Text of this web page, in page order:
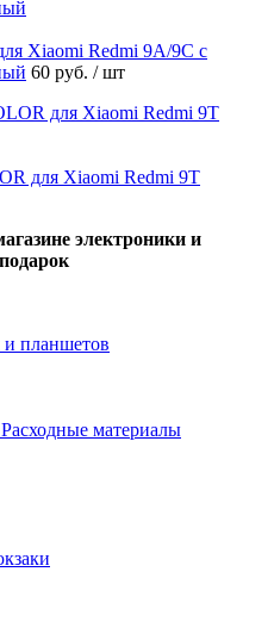
Xiaomi Redmi 9A/9C с
60 руб. / шт
для Xiaomi Redmi 9Т
электроники и
и планшетов
материалы